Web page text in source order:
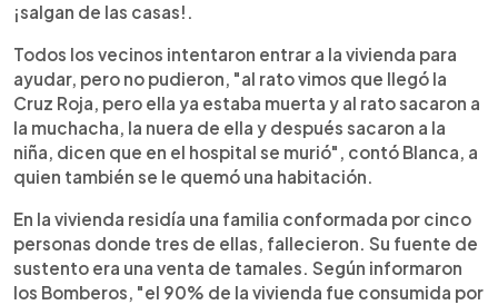
¡salgan de las casas!.
Todos los vecinos intentaron entrar a la vivienda para
ayudar, pero no pudieron, "al rato vimos que llegó la
Cruz Roja, pero ella ya estaba muerta y al rato sacaron a
la muchacha, la nuera de ella y después sacaron a la
niña, dicen que en el hospital se murió", contó Blanca, a
quien también se le quemó una habitación.
En la vivienda residía una familia conformada por cinco
personas donde tres de ellas, fallecieron. Su fuente de
sustento era una venta de tamales. Según informaron
los Bomberos, "el 90% de la vivienda fue consumida por